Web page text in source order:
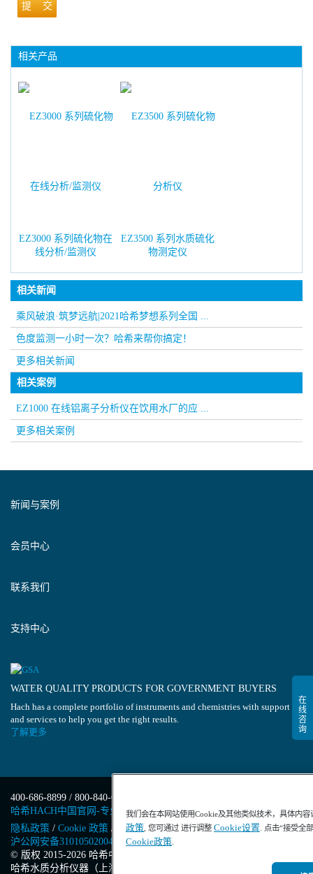
提 交
相关产品
EZ3000 系列硫化物在
线分析/监测仪
EZ3500 系列水质硫化
物测定仪
相关新闻
乘风破浪·筑梦远航|2021哈希梦想系列全国 ...
色度监测一小时一次？哈希来帮你搞定！
更多相关新闻
相关案例
EZ1000 在线铝离子分析仪在饮用水厂的应 ...
更多相关案例
新闻与案例
会员中心
联系我们
支持中心
WATER QUALITY PRODUCTS FOR GOVERNMENT BUYERS
Hach has a complete portfolio of instruments and chemistries with support
and services to help you get the right results.
了解更多
400-686-8899 / 800-840-6026
哈希HACH中国官网-专业水质分析仪器
隐私政策 / Cookie 政策 / Cookie 设置/沪ICP备13034148号-4/
沪公网安备31010502004971号/沪(浦)应急管危经许[2023]201871
© 版权 2015-2026 哈希中国版权所有
哈希水质分析仪器（上海）有限公司
我们会在本网站使用Cookie及其他类似技术，具体内
政策, 您可通过 进行调整 Cookie设置. 点击“接受全
Cookie政策.